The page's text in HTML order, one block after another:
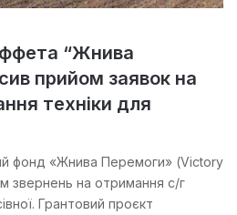
“Жнива
прийом заявок на
техніки для
фонд «Жнива Перемоги» (Victory
звернень на отримання с/г
Грантовий проєкт